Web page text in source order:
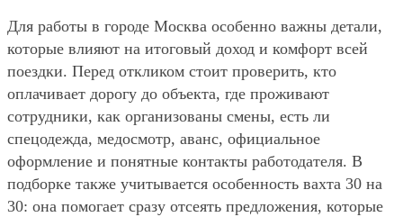
Для работы в городе Москва особенно важны детали,
которые влияют на итоговый доход и комфорт всей
поездки. Перед откликом стоит проверить, кто
оплачивает дорогу до объекта, где проживают
сотрудники, как организованы смены, есть ли
спецодежда, медосмотр, аванс, официальное
оформление и понятные контакты работодателя. В
подборке также учитывается особенность вахта 30 на
30: она помогает сразу отсеять предложения, которые